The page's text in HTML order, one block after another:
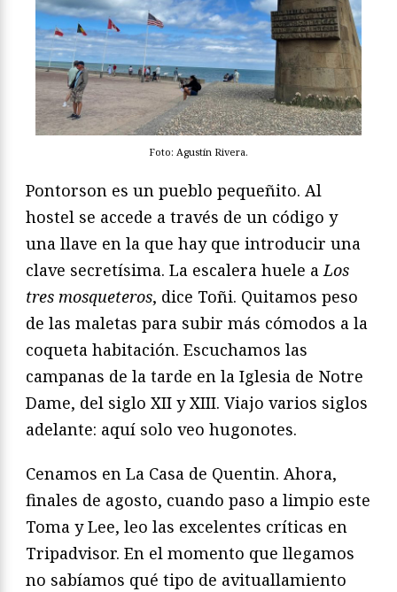
Foto: Agustín Rivera.
Pontorson es un pueblo pequeñito. Al
hostel se accede a través de un código y
una llave en la que hay que introducir una
clave secretísima. La escalera huele a Los
tres mosqueteros, dice Toñi. Quitamos peso
de las maletas para subir más cómodos a la
coqueta habitación. Escuchamos las
campanas de la tarde en la Iglesia de Notre
Dame, del siglo XII y XIII. Viajo varios siglos
adelante: aquí solo veo hugonotes.
Cenamos en La Casa de Quentin. Ahora,
finales de agosto, cuando paso a limpio este
Toma y Lee, leo las excelentes críticas en
Tripadvisor. En el momento que llegamos
no sabíamos qué tipo de avituallamiento